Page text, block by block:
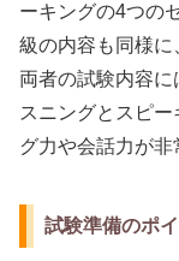
ーキングの4つの
級の内容も同様に
両者の試験内容
スニングとスピ
グ力や会話力が非
試験準備のポ